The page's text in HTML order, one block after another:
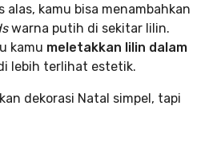
kamu bisa menambahkan
warna putih di sekitar lilin.
kamu meletakkan lilin dalam
lebih terlihat estetik.
dekorasi Natal simpel, tapi